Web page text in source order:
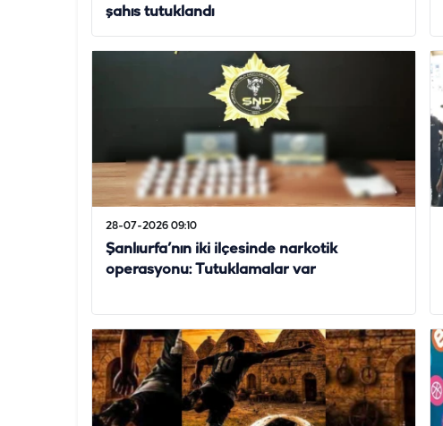
şahıs tutuklandı
28-07-2026 09:10
Şanlıurfa’nın iki ilçesinde narkotik
operasyonu: Tutuklamalar var